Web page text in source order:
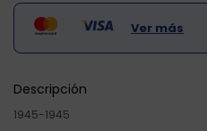
Ver más
Descripción
1945-1945